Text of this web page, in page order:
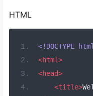
HTML
<!DOCTYPE
<html>
<head>
<title>